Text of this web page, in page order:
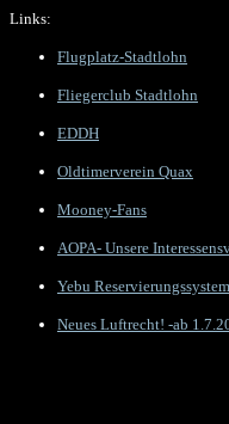
Links:
Flugplatz-Stadtlohn
Fliegerclub Stadtlohn
EDDH
Oldtimerverein Quax
Mooney-Fans
AOPA- Unsere
Yebu
Neues Luftrecht! -ab